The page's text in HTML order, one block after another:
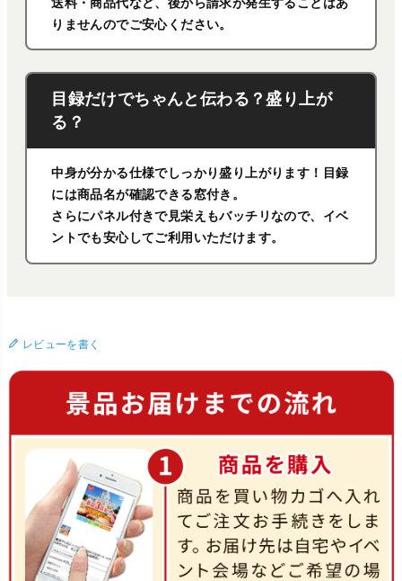
りませんのでご安心ください。
目録だけでちゃんと伝わる？盛り上が
る？
中身が分かる仕様でしっかり盛り上がります！目録
には商品名が確認できる窓付き。
さらにパネル付きで見栄えもバッチリなので、イベ
ントでも安心してご利用いただけます。
レビューを書く